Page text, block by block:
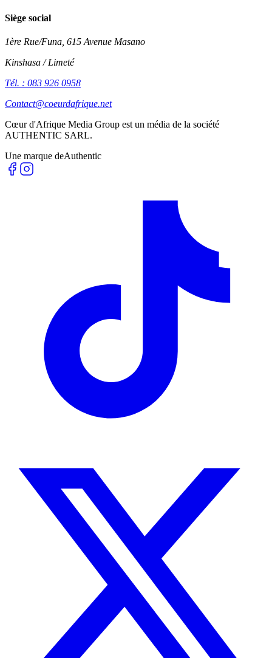
Siège social
1ère Rue/Funa, 615 Avenue Masano
Kinshasa / Limeté
Tél. : 083 926 0958
Contact@coeurdafrique.net
Cœur d'Afrique Media Group est un média de la société
AUTHENTIC SARL.
Une marque deAuthentic